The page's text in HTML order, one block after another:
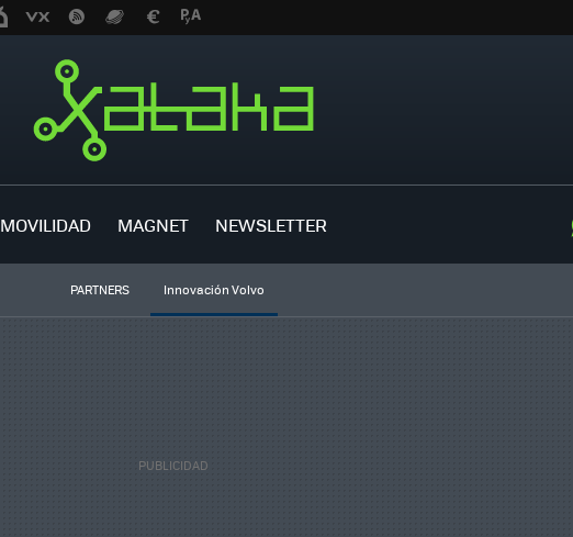
MOVILIDAD MAGNET NEWSLETTER
PARTNERS Innovación Volvo